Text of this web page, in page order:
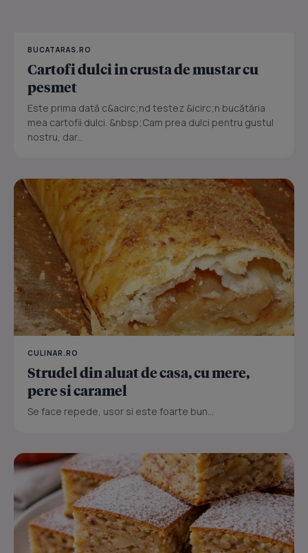
BUCATARAS.RO
Cartofi dulci in crusta de mustar cu
pesmet
Este prima dată c&acirc;nd testez &icirc;n bucătăria
mea cartofii dulci. &nbsp;Cam prea dulci pentru gustul
nostru, dar...
CULINAR.RO
Strudel din aluat de casa, cu mere,
pere si caramel
Se face repede, usor si este foarte bun...